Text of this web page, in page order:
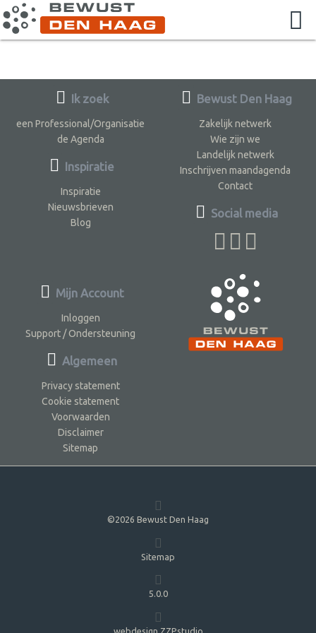
Ik zoek
een Professional/Organisatie
de Agenda
Inspiratie
Inspiratie
Nieuwsbrieven
Blog
Bewust Den Haag
Zakelijk netwerk
Wie zijn we
Landelijk netwerk
Inschrijven maandagenda
Contact
Social media
Mijn Account
Inloggen
Support / Ondersteuning
Algemeen
Privacy statement
Cookie statement
Voorwaarden
Disclaimer
Sitemap
©2026 Bewust Den Haag
Sitemap
5.0.0
webdesign ZZPstudio